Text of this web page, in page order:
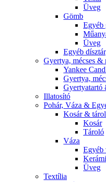
Üveg
Gömb
Egyéb
Üveg
Egyéb
Gyertya, mécses &
Yankee
Gyertya,
Gyertyatartó
Illatosító
Pohár, Váza &
Kosár &
Kosár
Tároló
Váza
Egyéb
Üveg
Textília